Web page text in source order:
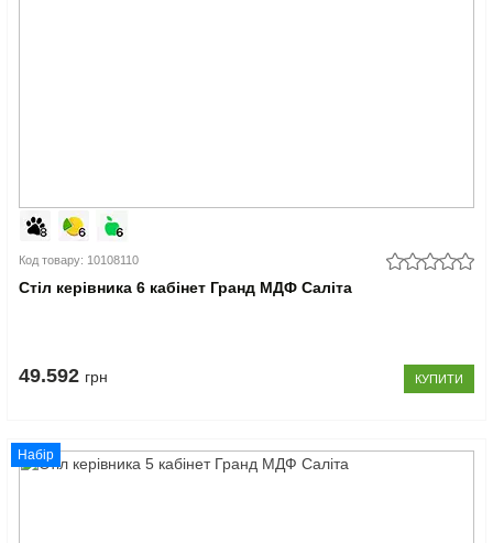
Код товару: 10108110
Стіл керівника 6 кабінет Гранд МДФ Саліта
49.592 грн КУПИТИ
Набір